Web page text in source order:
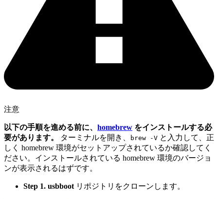
注意
以下の手順を進める前に、 homebrew をインストールする必
要があります。
ターミナルを開き、 brew -V と入力して、正
しく homebrew 環境がセットアップされているか確認してく
ださい。インストールされている homebrew 環境のバージョ
ンが表示されるはずです。
Step 1. usbboot リポジトリをクローンします。